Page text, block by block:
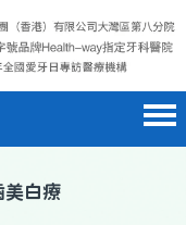
美白療